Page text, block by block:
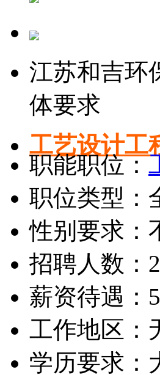
江苏和吉环
体要求
工艺设计工
职能职位：
职位类型：
性别要求：
招聘人数：
薪资待遇：
工作地区：
学历要求：